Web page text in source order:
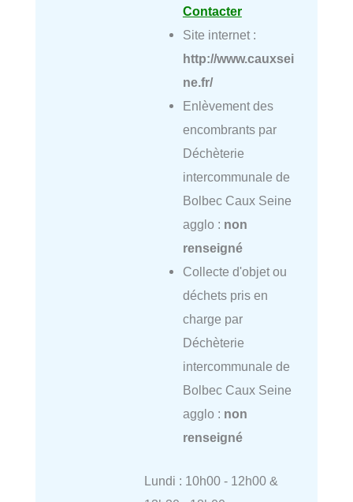
Contacter
Site internet :
http://www.cauxsei
ne.fr/
Enlèvement des
encombrants par
Déchèterie
intercommunale de
Bolbec Caux Seine
agglo : non
renseigné
Collecte d'objet ou
déchets pris en
charge par
Déchèterie
intercommunale de
Bolbec Caux Seine
agglo : non
renseigné
Lundi : 10h00 - 12h00 &